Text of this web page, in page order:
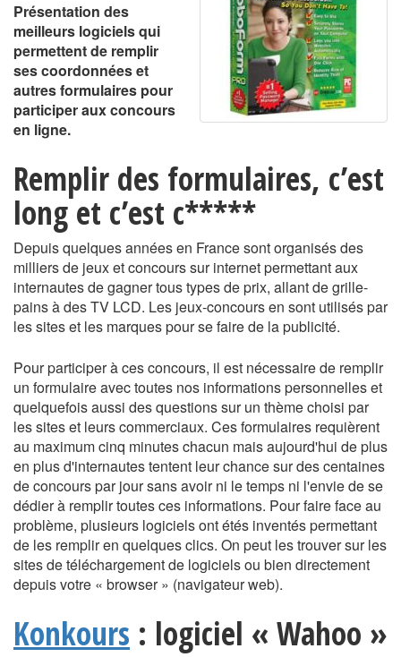
Présentation des
meilleurs logiciels qui
permettent de remplir
ses coordonnées et
autres formulaires pour
participer aux concours
en ligne.
Remplir des formulaires, c’est
long et c’est c*****
Depuis quelques années en France sont organisés des
milliers de jeux et concours sur internet permettant aux
internautes de gagner tous types de prix, allant de grille-
pains à des TV LCD. Les jeux-concours en sont utilisés par
les sites et les marques pour se faire de la publicité.
Pour participer à ces concours, il est nécessaire de remplir
un formulaire avec toutes nos informations personnelles et
quelquefois aussi des questions sur un thème choisi par
les sites et leurs commerciaux. Ces formulaires requièrent
au maximum cinq minutes chacun mais aujourd'hui de plus
en plus d'internautes tentent leur chance sur des centaines
de concours par jour sans avoir ni le temps ni l'envie de se
dédier à remplir toutes ces informations. Pour faire face au
problème, plusieurs logiciels ont étés inventés permettant
de les remplir en quelques clics. On peut les trouver sur les
sites de téléchargement de logiciels ou bien directement
depuis votre « browser » (navigateur web).
Konkours : logiciel « Wahoo »